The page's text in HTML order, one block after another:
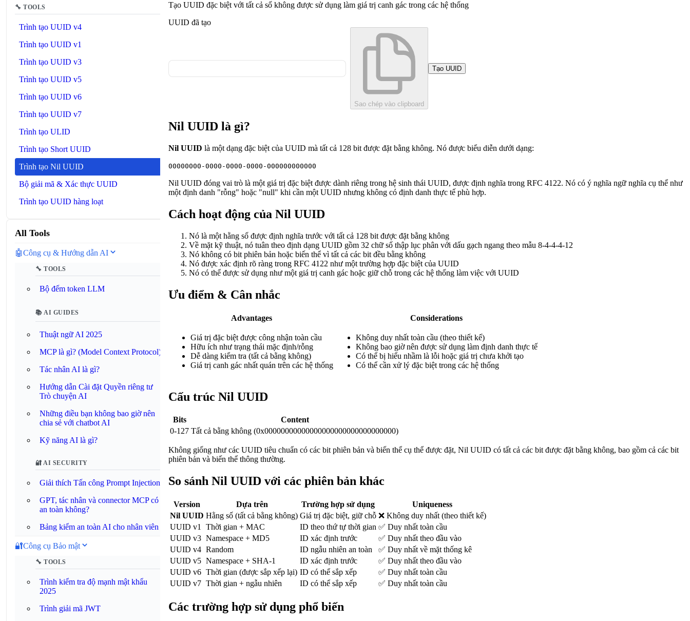
🔧 TOOLS
Trình tạo UUID v4
Trình tạo UUID v1
Trình tạo UUID v3
Trình tạo UUID v5
Trình tạo UUID v6
Trình tạo UUID v7
Trình tạo ULID
Trình tạo Short UUID
Trình tạo Nil UUID
Bộ giải mã & Xác thực UUID
Trình tạo UUID hàng loạt
All Tools
🤖Công cụ & Hướng dẫn AI
🔧 TOOLS
Bộ đếm token LLM
📚 AI GUIDES
Thuật ngữ AI 2025
MCP là gì? (Model Context Protocol)
Tác nhân AI là gì?
Hướng dẫn Cài đặt Quyền riêng tư
Trò chuyện AI
Những điều bạn không bao giờ nên
chia sẻ với chatbot AI
Kỹ năng AI là gì?
🔐 AI SECURITY
Giải thích Tấn công Prompt Injection
GPT, tác nhân và connector MCP có
an toàn không?
Bảng kiểm an toàn AI cho nhân viên
🔐Công cụ Bảo mật
🔧 TOOLS
Trình kiểm tra độ mạnh mật khẩu
2025
Trình giải mã JWT
Tạo UUID đặc biệt với tất cả số không được sử dụng làm giá trị canh gác trong các hệ thống
UUID đã tạo
Sao chép vào clipboard
Tạo UUID
Nil UUID là gì?
Nil UUID là một dạng đặc biệt của UUID mà tất cả 128 bit được đặt bằng không. Nó được biểu diễn dưới dạng:
00000000-0000-0000-0000-000000000000
Nil UUID đóng vai trò là một giá trị đặc biệt được dành riêng trong hệ sinh thái UUID, được định nghĩa trong RFC 4122. Nó có ý nghĩa ngữ nghĩa cụ thể như
một định danh "rỗng" hoặc "null" khi cần một UUID nhưng không có định danh thực tế phù hợp.
Cách hoạt động của Nil UUID
Nó là một hằng số được định nghĩa trước với tất cả 128 bit được đặt bằng không
Về mặt kỹ thuật, nó tuân theo định dạng UUID gồm 32 chữ số thập lục phân với dấu gạch ngang theo mẫu 8-4-4-4-12
Nó không có bit phiên bản hoặc biến thể vì tất cả các bit đều bằng không
Nó được xác định rõ ràng trong RFC 4122 như một trường hợp đặc biệt của UUID
Nó có thể được sử dụng như một giá trị canh gác hoặc giữ chỗ trong các hệ thống làm việc với UUID
Ưu điểm & Cân nhắc
Advantages Considerations
Giá trị đặc biệt được công nhận toàn cầu
Hữu ích như trạng thái mặc định/rỗng
Dễ dàng kiểm tra (tất cả bằng không)
Giá trị canh gác nhất quán trên các hệ thống
Không duy nhất toàn cầu (theo thiết kế)
Không bao giờ nên được sử dụng làm định danh thực tế
Có thể bị hiểu nhầm là lỗi hoặc giá trị chưa khởi tạo
Có thể cần xử lý đặc biệt trong các hệ thống
Cấu trúc Nil UUID
Bits
Content
0-127 Tất cả bằng không (0x00000000000000000000000000000000)
Không giống như các UUID tiêu chuẩn có các bit phiên bản và biến thể cụ thể được đặt, Nil UUID có tất cả các bit được đặt bằng không, bao gồm cả các bit
phiên bản và biến thể thông thường.
So sánh Nil UUID với các phiên bản khác
Version Dựa trên Trường hợp sử dụng
Uniqueness
Nil UUID Hằng số (tất cả bằng không) Giá trị đặc biệt, giữ chỗ ❌ Không duy nhất (theo thiết kế)
UUID v1
Thời gian + MAC ID theo thứ tự thời gian ✅ Duy nhất toàn cầu
UUID v3 Namespace + MD5 ID xác định trước
✅ Duy nhất theo đầu vào
UUID v4 Random ID ngẫu nhiên an toàn
✅ Duy nhất về mặt thống kê
UUID v5 Namespace + SHA-1 ID xác định trước
✅ Duy nhất theo đầu vào
UUID v6 Thời gian (được sắp xếp lại) ID có thể sắp xếp
✅ Duy nhất toàn cầu
UUID v7 Thời gian + ngẫu nhiên ID có thể sắp xếp ✅ Duy nhất toàn cầu
Các trường hợp sử dụng phổ biến